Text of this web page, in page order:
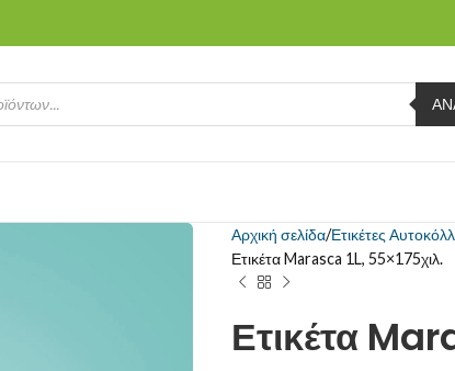
Αρχική σελίδα Ετικέτες
Ετικέτα Marasca 1L, 55×175χιλ.
Ετικέτα